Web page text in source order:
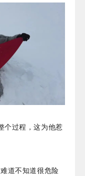
个过程，这为他惹
道不知道很危险